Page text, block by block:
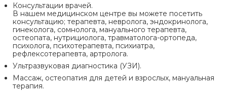
Консультации врачей.
В нашем медицинском центре вы можете посетить
консультацию; терапевта, невролога, эндокринолога,
гинеколога, сомнолога, мануального терапевта,
остеопата, нутрициолога, травматолога-ортопеда,
психолога, психотерапевта, психиатра,
рефлексотерапевта, артролога.
Ультразвуковая диагностика (УЗИ).
Массаж, остеопатия для детей и взрослых, мануальная
терапия.